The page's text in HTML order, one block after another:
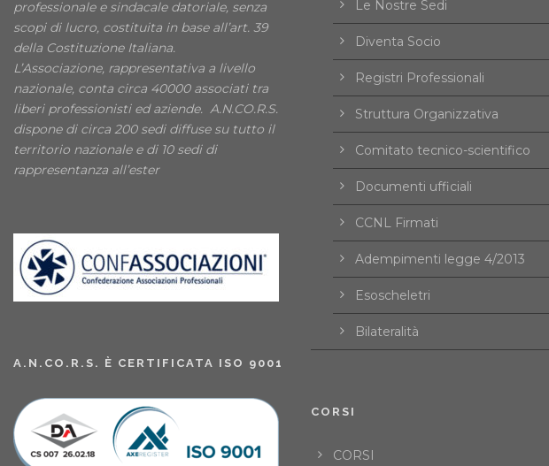
professionale e sindacale datoriale, senza
scopi di lucro, costituita in base all’art. 39
della Costituzione Italiana.
L’Associazione, rappresentativa a livello
nazionale, conta circa 40000 associati tra
liberi professionisti ed aziende. A.N.CO.R.S.
dispone di circa 200 sedi diffuse su tutto il
territorio nazionale e di 10 sedi di
rappresentanza all’ester
A.N.CO.R.S. È CERTIFICATA ISO 9001
Le Nostre Sedi
Diventa Socio
Registri Professionali
Struttura Organizzativa
Comitato tecnico-scientifico
Documenti ufficiali
CCNL Firmati
Adempimenti legge 4/2013
Esoscheletri
Bilateralità
CORSI
CORSI